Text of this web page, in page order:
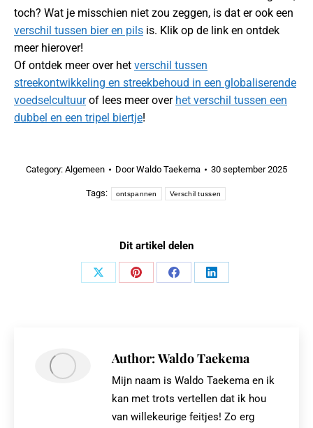
toch? Wat je misschien niet zou zeggen, is dat er ook een
verschil tussen bier en pils is. Klik op de link en ontdek
meer hierover!
Of ontdek meer over het verschil tussen
streekontwikkeling en streekbehoud in een globaliserende
voedselcultuurof lees meer over het verschil tussen een
dubbel en een tripel biertje!
Category: Algemeen DoorWaldo Taekema 30 september 2025
Tags: ontspannen Verschil tussen
Dit artikel delen
Share
Share
Share
Share
Author: Waldo Taekema
Mijn naam is Waldo Taekema en ik
kan met trots vertellen dat ik hou
van willekeurige feitjes! Zo erg